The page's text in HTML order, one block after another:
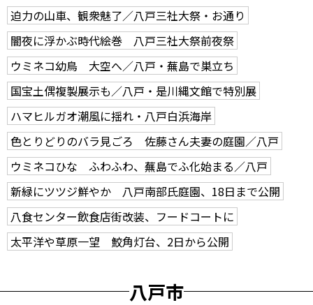
迫力の山車、観衆魅了／八戸三社大祭・お通り
闇夜に浮かぶ時代絵巻 八戸三社大祭前夜祭
ウミネコ幼鳥 大空へ／八戸・蕪島で巣立ち
国宝土偶複製展示も／八戸・是川縄文館で特別展
ハマヒルガオ潮風に揺れ・八戸白浜海岸
色とりどりのバラ見ごろ 佐藤さん夫妻の庭園／八戸
ウミネコひな ふわふわ、蕪島でふ化始まる／八戸
新緑にツツジ鮮やか 八戸南部氏庭園、18日まで公開
八食センター飲食店街改装、フードコートに
太平洋や草原一望 鮫角灯台、2日から公開
八戸市